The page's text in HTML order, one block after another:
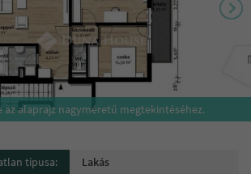
az alaprajz nagyméretű megtekintéséhez.
típusa:
Lakás